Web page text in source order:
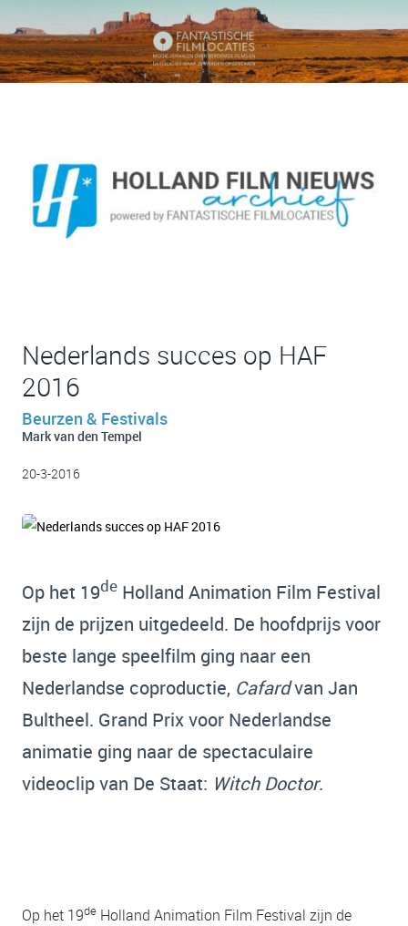
Nederlands succes op HAF
2016
Beurzen & Festivals
Mark van den Tempel
20-3-2016
Op het 19de Holland Animation Film Festival
zijn de prijzen uitgedeeld. De hoofdprijs voor
beste lange speelfilm ging naar een
Nederlandse coproductie, Cafardvan Jan
Bultheel. Grand Prix voor Nederlandse
animatie ging naar de spectaculaire
videoclip van De Staat: Witch Doctor.
Op het 19de Holland Animation Film Festival zijn de